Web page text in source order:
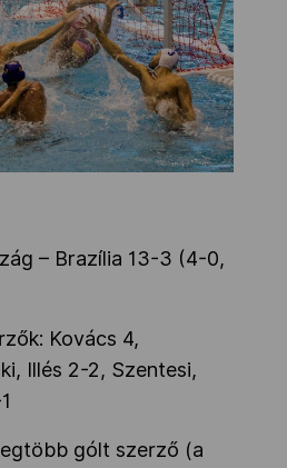
– Brazília 13-3 (4-0,
Kovács 4,
Illés 2-2, Szentesi,
gólt szerző (a